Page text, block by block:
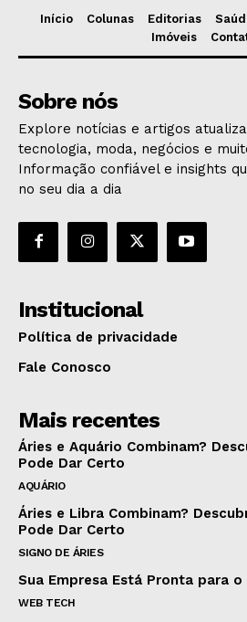
Início Colunas Editorias
Imóveis
Sobre nós
Explore notícias e artigos
tecnologia, moda, negócios e
Informação confiável e insights
no seu dia a dia
Institucional
Política de privacidade
Fale Conosco
Mais recentes
Áries e Aquário Combinam?
Pode Dar Certo
AQUÁRIO
Áries e Libra Combinam?
Pode Dar Certo
SIGNO DE ÁRIES
Sua Empresa Está Pronta para o
WEB TECH